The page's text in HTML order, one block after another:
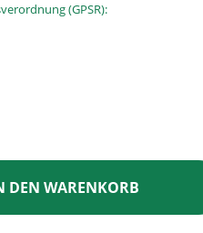
(GPSR):
Wert
DEN WARENKORB